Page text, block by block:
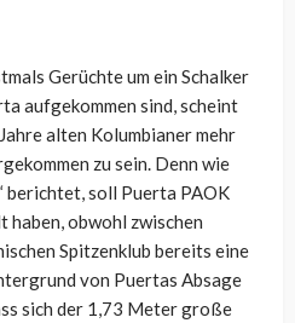
Gerüchte um ein Schalker
aufgekommen sind, scheint
alten Kolumbianer mehr
zu sein. Denn wie
berichtet, soll Puerta PAOK
haben, obwohl zwischen
Spitzenklub bereits eine
von Puertas Absage
sich der 1,73 Meter große